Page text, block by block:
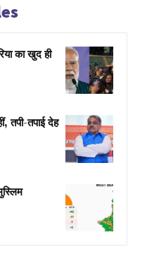
का खुद ही
तपी-तपाई देह